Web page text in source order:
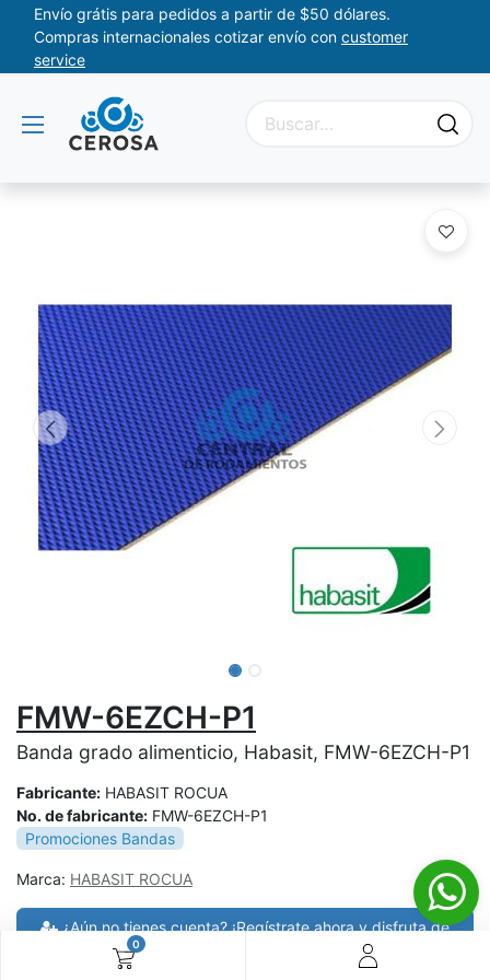
0
Envío grátis para pedidos a partir de $50 dólares.
Compras internacionales cotizar envío con customer
service
FMW-6EZCH-P1
Banda grado alimenticio, Habasit, FMW-6EZCH-P1
Fabricante: HABASIT ROCUA
No. de fabricante: FMW-6EZCH-P1
Promociones Bandas
Marca: HABASIT ROCUA
¿Aún no tienes cuenta? ¡Regístrate ahora y disfruta de
precios especiales en tus compras! 🚀